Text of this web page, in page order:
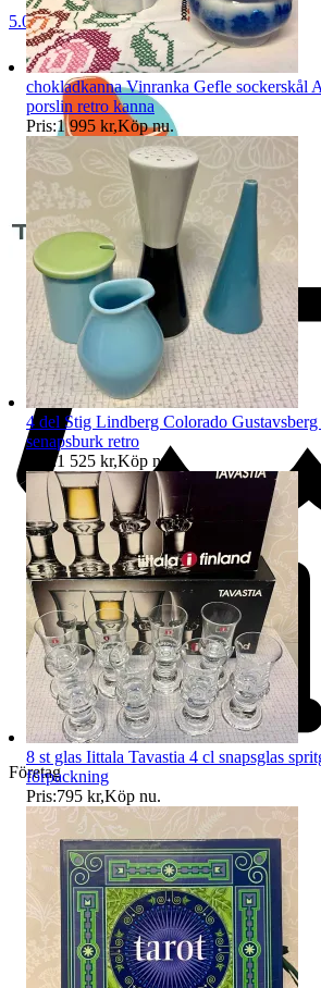
5.0
Företag
chokladkanna Vinranka Gefle sockerskål
porslin retro kanna
Pris:1 995 kr,Köp nu.
4 del Stig Lindberg Colorado Gustavsberg
senapsburk retro
Pris:1 525 kr,Köp nu
8 st glas Iittala Tavastia 4 cl snapsglas
förpackning
Pris:795 kr,Köp nu.